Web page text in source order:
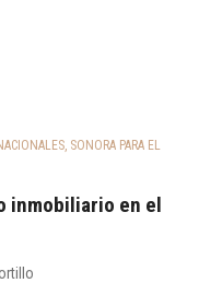
, SONORA PARA EL
inmobiliario en el